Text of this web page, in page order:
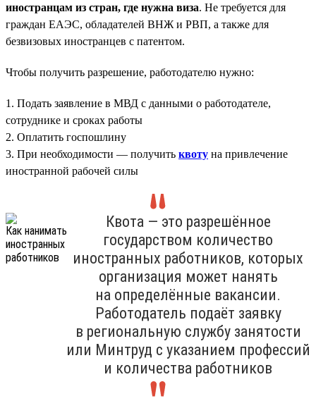
иностранцам из стран, где нужна виза. Не требуется для
граждан ЕАЭС, обладателей ВНЖ и РВП, а также для
безвизовых иностранцев с патентом.
Чтобы получить разрешение, работодателю нужно:
1. Подать заявление в МВД с данными о работодателе,
сотруднике и сроках работы
2. Оплатить госпошлину
3. При необходимости — получить квоту на привлечение
иностранной рабочей силы
Квота — это разрешённое
государством количество
иностранных работников, которых
организация может нанять
на определённые вакансии.
Работодатель подаёт заявку
в региональную службу занятости
или Минтруд с указанием профессий
и количества работников